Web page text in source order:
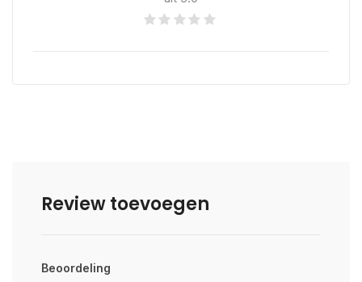
Review toevoegen
Beoordeling